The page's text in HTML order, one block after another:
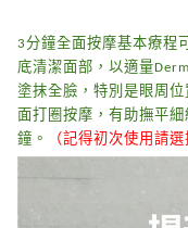
3分鐘全面按摩基本療程
底清潔面部， 以適量
塗抹全臉，特別是眼周位
面打圈按摩，有助撫平
鐘。
（ 記得初次使用請選